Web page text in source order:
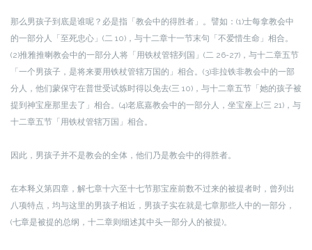
那么男孩子到底是谁呢？必是指「教会中的得胜者」。譬如：(1)士每拿教会中
的一部分人「至死忠心」(二 10)，与十二章十一节末句「不爱惜生命」相合。
(2)推雅推喇教会中的一部分人将「用铁杖管辖列国」(二 26-27)，与十二章五节
「一个男孩子，是将来要用铁杖管辖万国的」相合。(3)非拉铁非教会中的一部
分人，他们蒙保守在普世受试炼时得以免去(三 10)，与十二章五节「她的孩子被
提到神宝座那里去了」相合。(4)老底嘉教会中的一部分人，坐宝座上(三 21)，与
十二章五节「用铁杖管辖万国」相合。
因此，男孩子并不是教会的全体，他们乃是教会中的得胜者。
在本释义第四章，解七章十六至十七节那宝座前数不过来的被提者时，曾列出
八项特点，均与这里的男孩子相近，男孩子实在就是七章那些人中的一部分，
(七章是被提的总纲，十二章则细述其中头一部分人的被提)。